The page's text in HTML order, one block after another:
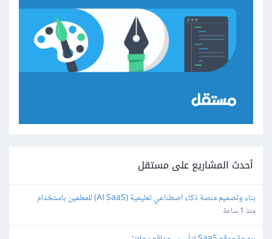
أحدث المشاريع على مستقل
Bubble.io
منذ 1 ساعة